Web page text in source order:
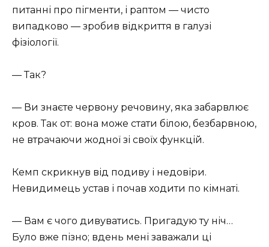
питанні про пігменти, і раптом — чисто
випадково — зробив відкриття в галузі
фізіології.
— Так?
— Ви знаєте червону речовину, яка забарвлює
кров. Так от: вона може стати білою, безбарвною,
не втрачаючи жодної зі своїх функцій.
Кемп скрикнув від подиву і недовіри.
Невидимець устав і почав ходити по кімнаті.
— Вам є чого дивуватись. Пригадую ту ніч…
Було вже пізно; вдень мені заважали ці